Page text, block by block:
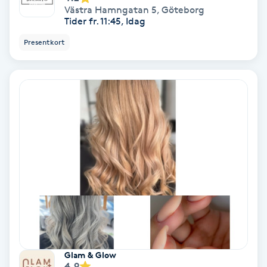
Makeup
Manikyr & Pedikyr
Medial vägledning
Medicinsk massage
Meditation
Västra Hamngatan 5, Göteborg
Tider fr. 11:45, Idag
Presentkort
Glam & Glow